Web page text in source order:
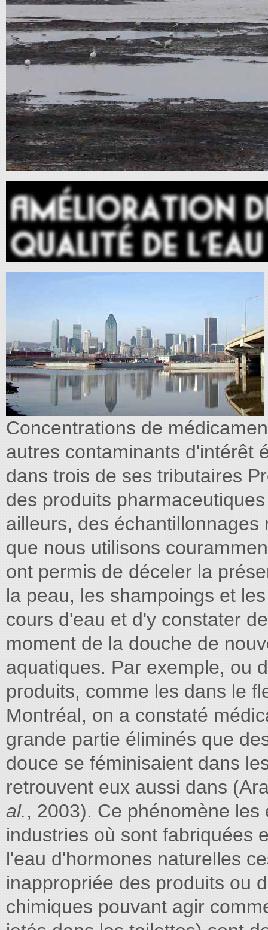
Concentrations de
autres contaminants d'intérêt
dans trois de ses tributaires
des produits
ailleurs, des
que nous utilisons
ont permis de déceler la
la peau, les shampoings et
cours d'eau et d'y constater
moment de la douche de
aquatiques. Par exemple, ou
produits, comme les dans le
Montréal, on a constaté
grande partie éliminés que
douce se féminisaient dans
retrouvent eux aussi dans
al., 2003). Ce phénomène
industries où sont fabriquées
l'eau d'hormones naturelles
inappropriée des produits ou
chimiques pouvant agir